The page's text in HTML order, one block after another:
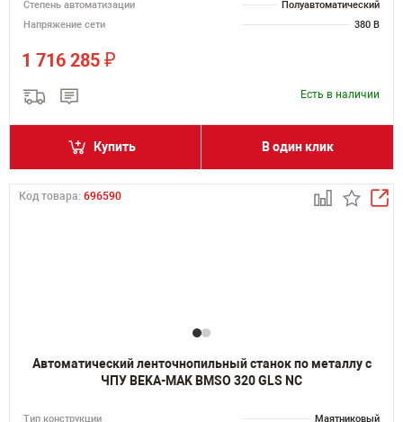
Степень автоматизации
Полуавтоматический
Напряжение сети
380 В
1 716 285 ₽
Есть в наличии
Купить В один клик
Код товара: 696590
Автоматический ленточнопильный станок по металлу с
ЧПУ BEKA-MAK BMSO 320 GLS NC
Тип конструкции
Маятниковый